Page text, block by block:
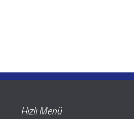
Hızlı Menü